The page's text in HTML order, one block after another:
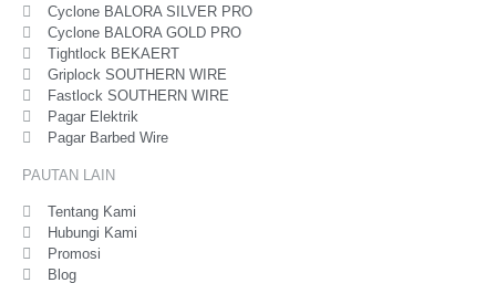
Cyclone BALORA SILVER PRO
Cyclone BALORA GOLD PRO
Tightlock BEKAERT
Griplock SOUTHERN WIRE
Fastlock SOUTHERN WIRE
Pagar Elektrik
Pagar Barbed Wire
PAUTAN LAIN
Tentang Kami
Hubungi Kami
Promosi
Blog